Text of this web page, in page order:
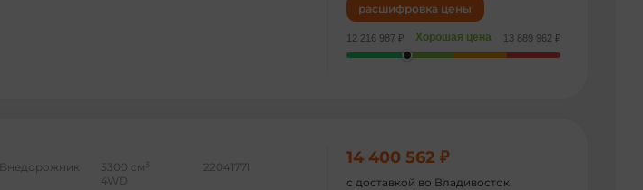
расшифровка цены
12 216 987 ₽ Хорошая цена 13 889 962 ₽
Внедорожник 5300 см 3
4WD
22041771 14 400 562 ₽
с доставкой во Владивосток